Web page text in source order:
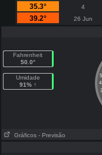
35.3°
4
39.2°
26 Jun
Fahrenheit
50.0°
Umidade
91% ↑
5
4
3
Gráficos - Previsão